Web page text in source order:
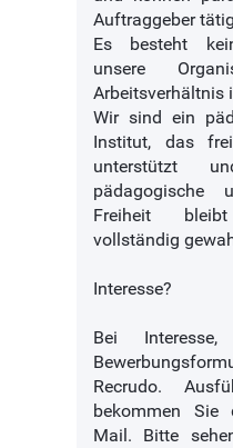
Auftraggeber
Es besteht
unsere
Arbeitsverhältnis
Wir sind ein
Institut, das
unterstützt
pädagogische
Freiheit
vollständig
Interesse?
Bei
Recrudo.
bekommen Sie
Mail. Bitte